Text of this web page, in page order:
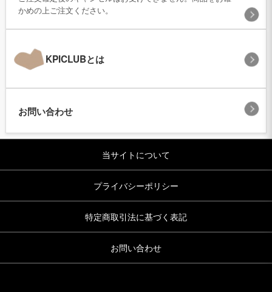
かめの上ご注文ください。
KPICLUBとは
お問い合わせ
当サイトについて
プライバシーポリシー
特定商取引法に基づく表記
お問い合わせ